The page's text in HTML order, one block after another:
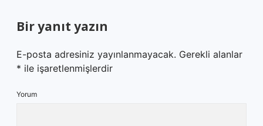
Bir yanıt yazın
E-posta adresiniz yayınlanmayacak. Gerekli alanlar
* ile işaretlenmişlerdir
Yorum